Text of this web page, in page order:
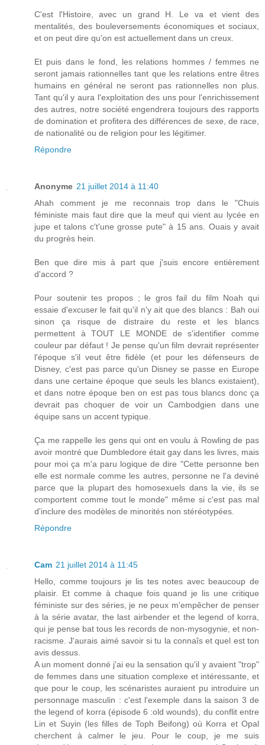
C'est l'Histoire, avec un grand H. Le va et vient des
mentalités, des bouleversements économiques et sociaux,
et on peut dire qu'on est actuellement dans un creux.
Et puis dans le fond, les relations hommes / femmes ne
seront jamais rationnelles tant que les relations entre êtres
humains en général ne seront pas rationnelles non plus.
Tant qu'il y aura l'exploitation des uns pour l'enrichissement
des autres, notre société engendrera toujours des rapports
de domination et profitera des différences de sexe, de race,
de nationalité ou de religion pour les légitimer.
Répondre
Anonyme 21 juillet 2014 à 11:40
Ahah comment je me reconnais trop dans le "Chuis
féministe mais faut dire que la meuf qui vient au lycée en
jupe et talons c't'une grosse pute" à 15 ans. Ouais y avait
du progrès hein.
Ben que dire mis à part que j'suis encore entièrement
d'accord ?
Pour soutenir tes propos ; le gros fail du film Noah qui
essaie d'excuser le fait qu'il n'y ait que des blancs : Bah oui
sinon ça risque de distraire du reste et les blancs
permettent à TOUT LE MONDE de s'identifier comme
couleur par défaut ! Je pense qu'un film devrait représenter
l'époque s'il veut être fidèle (et pour les défenseurs de
Disney, c'est pas parce qu'un Disney se passe en Europe
dans une certaine époque que seuls les blancs existaient),
et dans notre époque ben on est pas tous blancs donc ça
devrait pas choquer de voir un Cambodgien dans une
équipe sans un accent typique.
Ça me rappelle les gens qui ont en voulu à Rowling de pas
avoir montré que Dumbledore était gay dans les livres, mais
pour moi ça m'a paru logique de dire "Cette personne ben
elle est normale comme les autres, personne ne l'a deviné
parce que la plupart des homosexuels dans la vie, ils se
comportent comme tout le monde" même si c'est pas mal
d'inclure des modèles de minorités non stéréotypées.
Répondre
Cam 21 juillet 2014 à 11:45
Hello, comme toujours je lis tes notes avec beaucoup de
plaisir. Et comme à chaque fois quand je lis une critique
féministe sur des séries, je ne peux m'empêcher de penser
à la série avatar, the last airbender et the legend of korra,
qui je pense bat tous les records de non-mysogynie, et non-
racisme. J'aurais aimé savoir si tu la connaîs et quel est ton
avis dessus.
A un moment donné j'ai eu la sensation qu'il y avaient "trop"
de femmes dans une situation complexe et intéressante, et
que pour le coup, les scénaristes auraient pu introduire un
personnage masculin : c'est l'exemple dans la saison 3 de
the legend of korra (épisode 6 :old wounds), du conflit entre
Lin et Suyin (les filles de Toph Beifong) où Korra et Opal
cherchent à calmer le jeu. Pour le coup, je me suis